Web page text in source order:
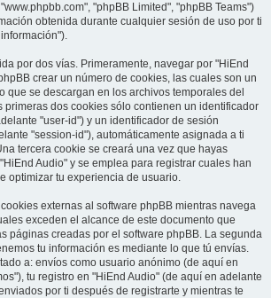
"phpBB Limited", "phpBB Teams")
obtenida durante cualquier sesión de uso por ti
por dos vías. Primeramente, navegar por "HiEnd
crear un número de cookies, las cuales son un
que se descargan en los archivos temporales del
primeras dos cookies sólo contienen un identificador
"user-id") y un identificador de sesión
"session-id"), automáticamente asignada a ti
tercera cookie se creará una vez que hayas
Audio" y se emplea para registrar cuales han
optimizar tu experiencia de usuario.
externas al software phpBB mientras navega
exceden el alcance de este documento que
páginas creadas por el software phpBB. La segunda
tu información es mediante lo que tú envías.
a: envíos como usuario anónimo (de aquí en
tu registro en "HiEnd Audio" (de aquí en adelante
por ti después de registrarte y mientras te